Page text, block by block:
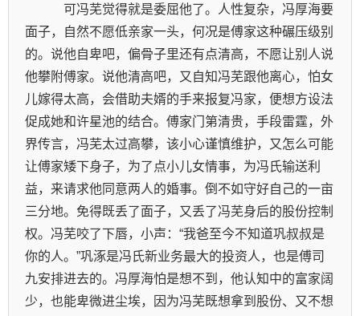
面子，自然不愿低亲家一头，何况是傅家这种碾压级别
的。说他自卑吧，偏骨子里还有点清高，不愿让别人说
他攀附傅家。说他清高吧，又自知冯芜跟他离心，怕女
儿嫁得太高，会借助夫婿的手来报复冯家，便想方设法
促成她和许星池的结合。傅家门第清贵，手段雷霆，外
界传言，冯芜太过高攀，该小心谨慎维护，又怎么可能
让傅家矮下身子，为了点小儿女情事，为冯氏输送利
益，来请求他同意两人的婚事。倒不如守好自己的一亩
三分地。免得既丢了面子，又丢了冯芜身后的股份控制
权。冯芜咬了下唇，小声：“我爸至今不知道巩叔叔是
你的人。”巩涿是冯氏新业务最大的投资人，也是傅司
九安排进去的。冯厚海怕是想不到，他认知中的富家阔
少，也能卑微进尘埃，因为冯芜既想拿到股份、又不想